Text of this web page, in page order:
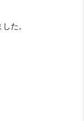
た。